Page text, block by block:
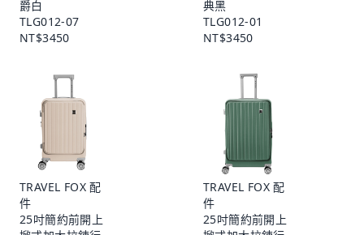
爵白
TLG012-07
NT$3450
典黑
TLG012-01
NT$3450
TRAVEL FOX 配
件
25吋簡約前開上
TRAVEL FOX 配
件
25吋簡約前開上